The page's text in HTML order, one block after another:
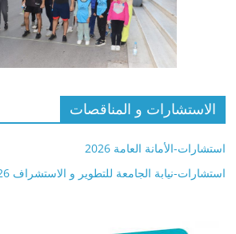
الاستشارات و المناقصات
استشارات-الأمانة العامة 2026
استشارات-نيابة الجامعة للتطوير و الاستشراف 2026